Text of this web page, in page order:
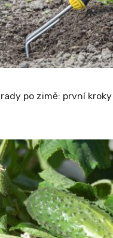
po zimě: první